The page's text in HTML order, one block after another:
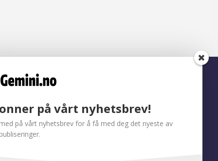
på vårt nyhetsbrev!
på vårt nyhetsbrev for å få med deg det nyeste av